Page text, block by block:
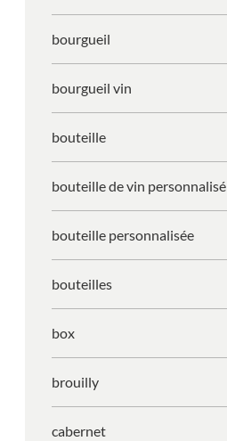
bourgueil
bourgueil vin
bouteille
bouteille de vin personnalisé
bouteille personnalisée
bouteilles
box
brouilly
cabernet